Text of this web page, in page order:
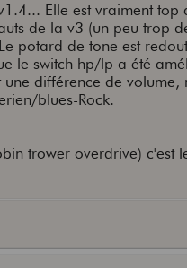
Elle est vraiment
de la v3 (un peu trop
potard de tone est
le switch hp/lp a été
différence de volume,
blues-Rock.
trower overdrive) c'est